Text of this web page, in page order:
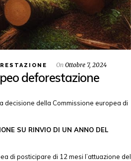
On Ottobre 7, 2024
deforestazione
decisione della Commissione europea di
SU RINVIO DI UN ANNO DEL
di posticipare di 12 mesi l’attuazione del